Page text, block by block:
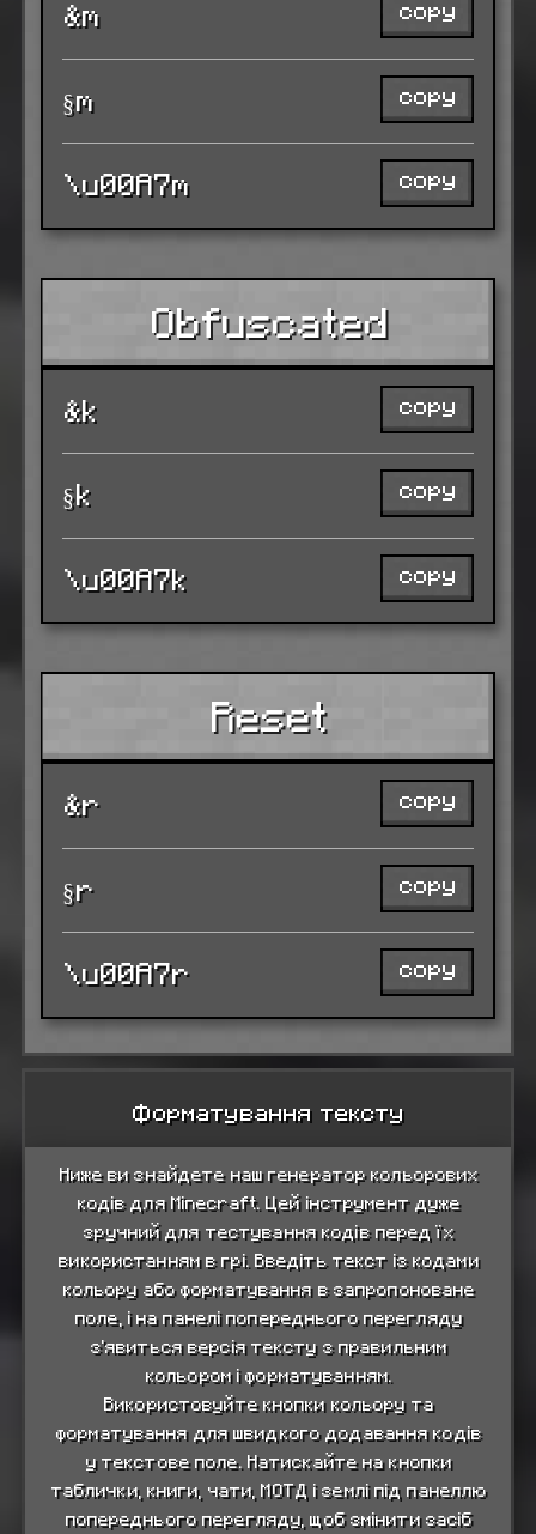
&m copy
§m copy
\u00A7m copy
Obfuscated
&k copy
§k copy
\u00A7k copy
Reset
&r copy
§r copy
\u00A7r copy
Форматування тексту
Ниже ви знайдете наш генератор кольорових
кодів для Minecraft. Цей інструмент дуже
зручний для тестування кодів перед їх
використанням в грі. Введіть текст із кодами
кольору або форматування в запропоноване
поле, і на панелі попереднього перегляду
з’явиться версія тексту з правильним
кольором і форматуванням.
Використовуйте кнопки кольору та
форматування для швидкого додавання кодів
у текстове поле. Натискайте на кнопки
таблички, книги, чати, МОТД і землі під панеллю
попереднього перегляду, щоб змінити засіб